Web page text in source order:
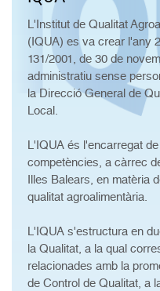
L'Institut de Qualitat
(IQUA) es va crear l'any
131/2001, de 30 de
administratiu sense
la Direcció General de
Local.
L'IQUA és l'encarregat
competències, a càrrec
Illes Balears, en matèria
qualitat agroalimentària.
L'IQUA s'estructura en
la Qualitat, a la qual
relacionades amb la
de Control de Qualitat, a